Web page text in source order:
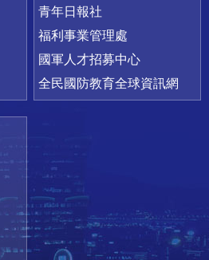
青年日報社
福利事業管理處
國軍人才招募中心
全民國防教育全球資訊網